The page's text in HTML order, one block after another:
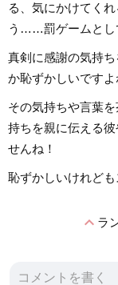
る、気にかけてく
う……罰ゲームとし
真剣に感謝の気持
か恥ずかしいですよ
その気持ちや言葉
持ちを親に伝える
せんね！
恥ずかしいけれども
expand_lessラ